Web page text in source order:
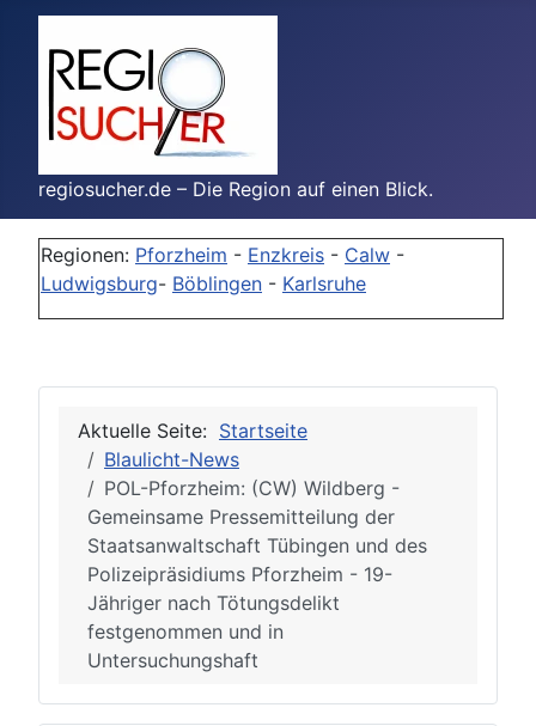
regiosucher.de – Die Region auf einen Blick.
Regionen: Pforzheim - Enzkreis - Calw -
Ludwigsburg- Böblingen - Karlsruhe
Aktuelle Seite: Startseite
Blaulicht-News
POL-Pforzheim: (CW) Wildberg -
Gemeinsame Pressemitteilung der
Staatsanwaltschaft Tübingen und des
Polizeipräsidiums Pforzheim - 19-
Jähriger nach Tötungsdelikt
festgenommen und in
Untersuchungshaft